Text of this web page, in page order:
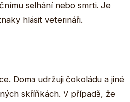
selhání nebo smrti. Je
hlásit veterináři.
Doma udržuji čokoládu a jiné
skříňkách. V případě, že